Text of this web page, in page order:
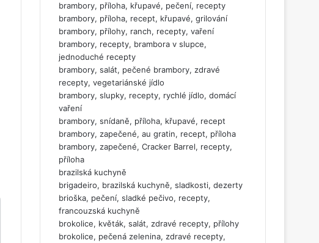
brambory, příloha, křupavé, pečení, recepty
brambory, příloha, recept, křupavé, grilování
brambory, přílohy, ranch, recepty, vaření
brambory, recepty, brambora v slupce,
jednoduché recepty
brambory, salát, pečené brambory, zdravé
recepty, vegetariánské jídlo
brambory, slupky, recepty, rychlé jídlo, domácí
vaření
brambory, snídaně, příloha, křupavé, recept
brambory, zapečené, au gratin, recept, příloha
brambory, zapečené, Cracker Barrel, recepty,
příloha
brazilská kuchyně
brigadeiro, brazilská kuchyně, sladkosti, dezerty
brioška, pečení, sladké pečivo, recepty,
francouzská kuchyně
brokolice, květák, salát, zdravé recepty, přílohy
brokolice, pečená zelenina, zdravé recepty,